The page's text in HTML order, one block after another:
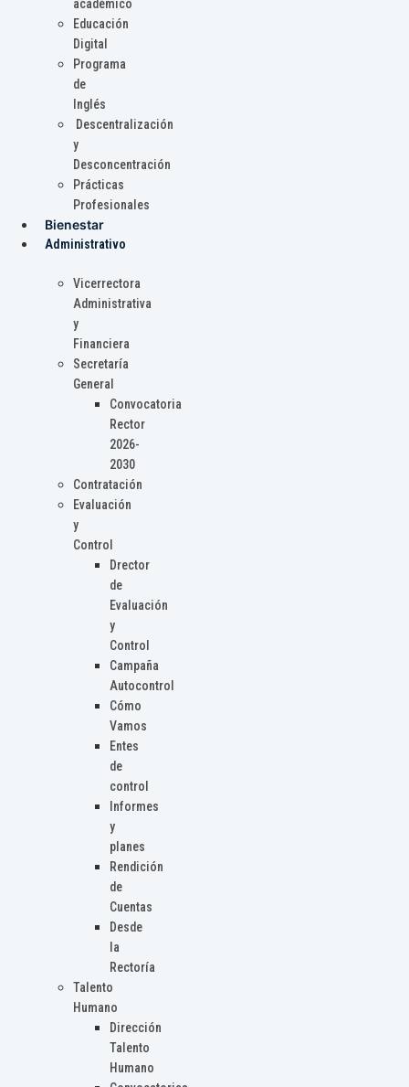
académico
Educación
Digital
Programa
de
Inglés
Descentralización
y
Desconcentración
Prácticas
Profesionales
Bienestar
Administrativo
Vicerrectora
Administrativa
y
Financiera
Secretaría
General
Convocatoria
Rector
2026-
2030
Contratación
Evaluación
y
Control
Drector
de
Evaluación
y
Control
Campaña
Autocontrol
Cómo
Vamos
Entes
de
control
Informes
y
planes
Rendición
de
Cuentas
Desde
la
Rectoría
Talento
Humano
Dirección
Talento
Humano